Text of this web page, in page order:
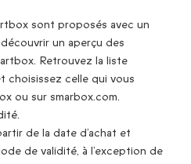
sont proposés avec un
un aperçu des
Retrouvez la liste
choisissez celle qui vous
ou sur smarbox.com.
de la date d’achat et
de validité, à l’exception de